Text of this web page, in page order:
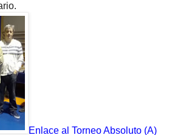
Enlace al Torneo Absoluto (A)